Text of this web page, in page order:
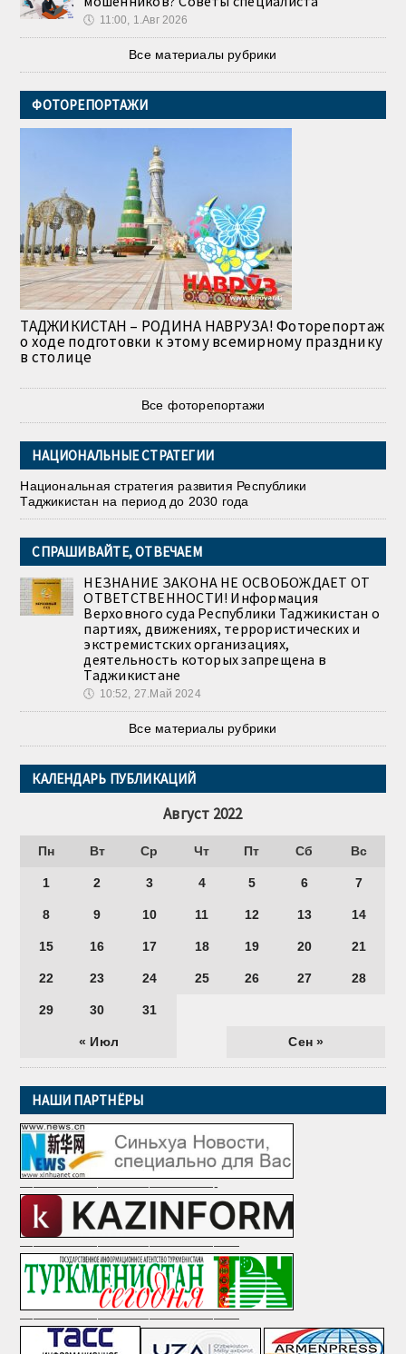
🕔 11:00, 1.Авг 2026
Все материалы рубрики
ФОТОРЕПОРТАЖИ
ТАДЖИКИСТАН – РОДИНА НАВРУЗА! Фоторепортаж
о ходе подготовки к этому всемирному празднику
в столице
Все фоторепортажи
НАЦИОНАЛЬНЫЕ СТРАТЕГИИ
Национальная стратегия развития Республики
Таджикистан на период до 2030 года
СПРАШИВАЙТЕ, ОТВЕЧАЕМ
НЕЗНАНИЕ ЗАКОНА НЕ ОСВОБОЖДАЕТ ОТ
ОТВЕТСТВЕННОСТИ! Информация
Верховного суда Республики Таджикистан о
партиях, движениях, террористических и
экстремистских организациях,
деятельность которых запрещена в
Таджикистане
🕔 10:52, 27.Май 2024
Все материалы рубрики
КАЛЕНДАРЬ ПУБЛИКАЦИЙ
Август 2022
Пн Вт Ср Чт Пт Сб Вс
« Июл Сен »
1 2 3 4 5 6 7
8 9 10 11 12 13 14
15 16 17 18 19 20 21
22 23 24 25 26 27 28
29 30 31
НАШИ ПАРТНЁРЫ
———————————————-
—————————————————
—————————————————